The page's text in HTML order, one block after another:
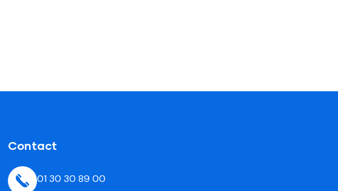
Contact
01 30 30 89 00